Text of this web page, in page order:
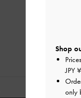
Shop
JPY ¥
only